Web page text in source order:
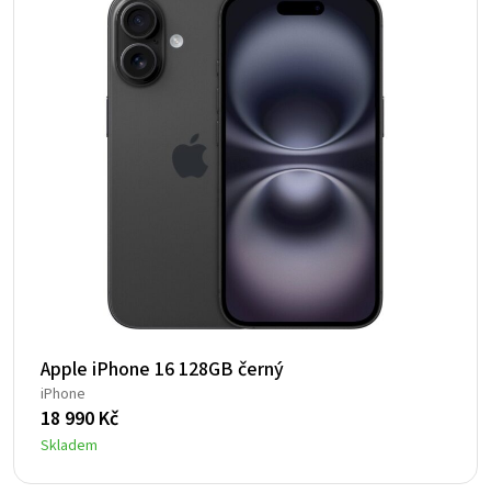
Apple iPhone 16 128GB černý
iPhone
18 990 Kč
Skladem